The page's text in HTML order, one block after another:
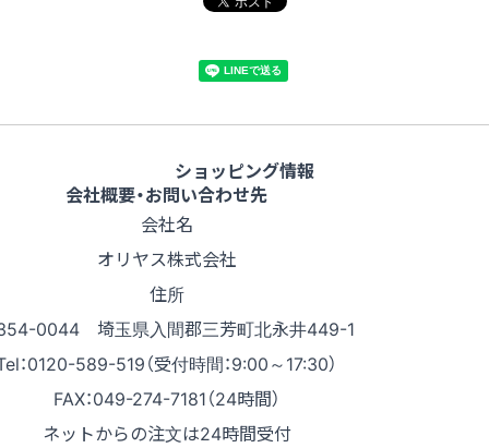
ショッピング情報
会社概要・お問い合わせ先
会社名
オリヤス株式会社
住所
0044 埼玉県入間郡三芳町北永井449-1
：0120-589-519（受付時間：9:00～17:30）
FAX：049-274-7181（24時間）
ネットからの注文は24時間受付